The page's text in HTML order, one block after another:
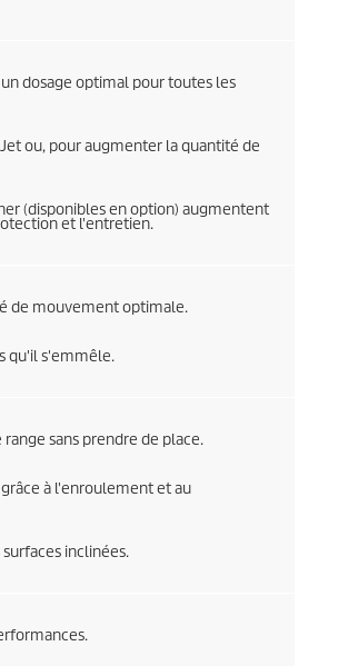
dosage optimal pour toutes les
ou, pour augmenter la quantité de
(disponibles en option) augmentent
et l'entretien.
de mouvement optimale.
qu'il s'emmêle.
sans prendre de place.
à l'enroulement et au
inclinées.